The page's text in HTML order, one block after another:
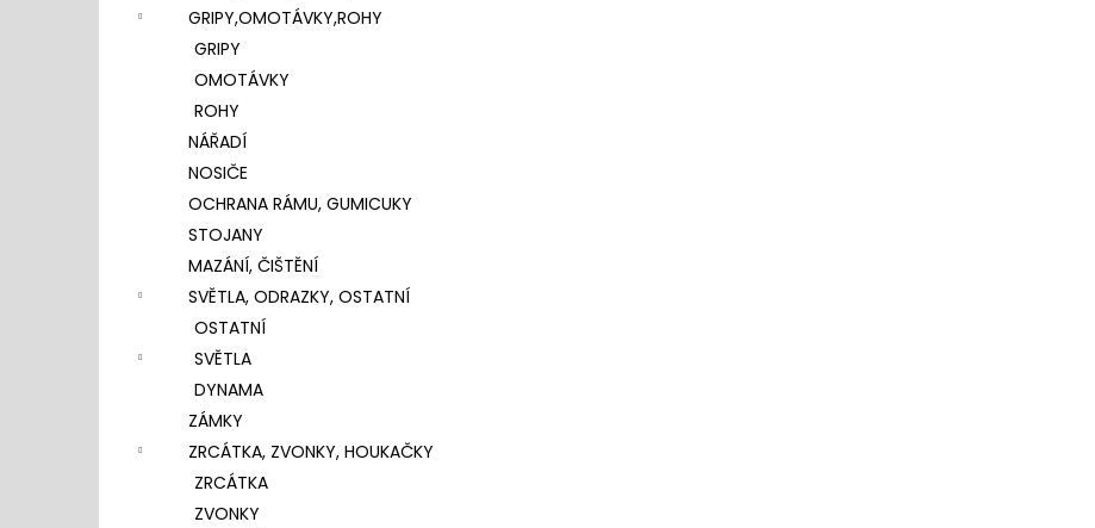
GRIPY,OMOTÁVKY,ROHY
GRIPY
OMOTÁVKY
ROHY
NÁŘADÍ
NOSIČE
OCHRANA RÁMU, GUMICUKY
STOJANY
MAZÁNÍ, ČIŠTĚNÍ
SVĚTLA, ODRAZKY, OSTATNÍ
OSTATNÍ
SVĚTLA
DYNAMA
ZÁMKY
ZRCÁTKA, ZVONKY, HOUKAČKY
ZRCÁTKA
ZVONKY